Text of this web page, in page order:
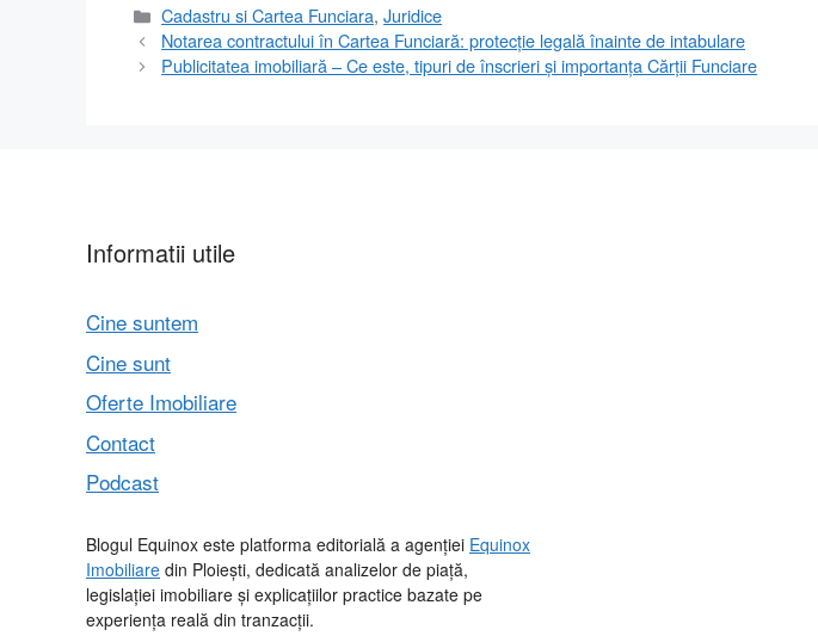
Categorii
Cadastru si Cartea Funciara,Juridice
Notarea contractului în Cartea Funciară: protecție legală înainte de intabulare
Publicitatea imobiliară – Ce este, tipuri de înscrieri și importanța Cărții Funciare
Informatii utile
Cine suntem
Cine sunt
Oferte Imobiliare
Contact
Podcast
Blogul Equinox este platforma editorială a agenției Equinox
Imobiliare din Ploiești, dedicată analizelor de piață,
legislației imobiliare și explicațiilor practice bazate pe
experiența reală din tranzacții.